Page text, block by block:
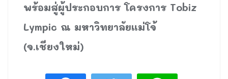
พร้อมสู่ผู้ประกอบการ โครงการ Tobiz
Lympic ณ มหาวิทยาลัยแม่โจ้
(จ.เชียงใหม่)